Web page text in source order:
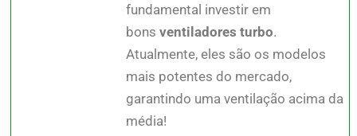
fundamental investir em
bonsventiladores turbo.
Atualmente, eles são os modelos
mais potentes do mercado,
garantindo uma ventilação acima da
média!